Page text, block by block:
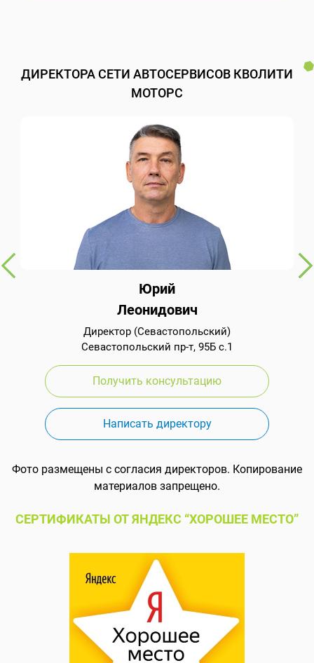
ДИРЕКТОРА СЕТИ АВТОСЕРВИСОВ КВОЛИТИ
МОТОРС
Юрий
Леонидович
Директор (Севастопольский)
Севастопольский пр-т, 95Б с.1
Получить консультацию
Написать директору
Фото размещены с согласия директоров. Копирование
материалов запрещено.
СЕРТИФИКАТЫ ОТ ЯНДЕКС “ХОРОШЕЕ МЕСТО”